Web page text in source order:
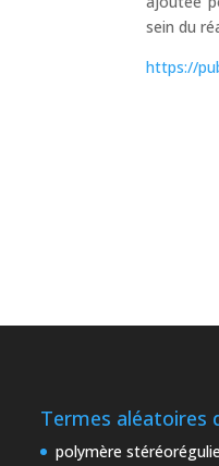
sein du
https://
Termes aléatoires
polymère